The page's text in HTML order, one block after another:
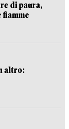
di paura,
fiamme
altro: